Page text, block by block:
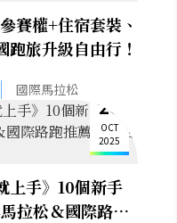
賽權+住宿套裝、
旅升級自由行！
國際馬拉松
26
OCT
2025
上手》10個新手
拉松＆國際路跑